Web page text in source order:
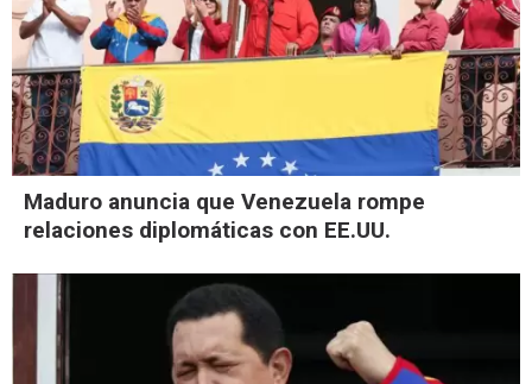
Maduro anuncia que Venezuela rompe
relaciones diplomáticas con EE.UU.